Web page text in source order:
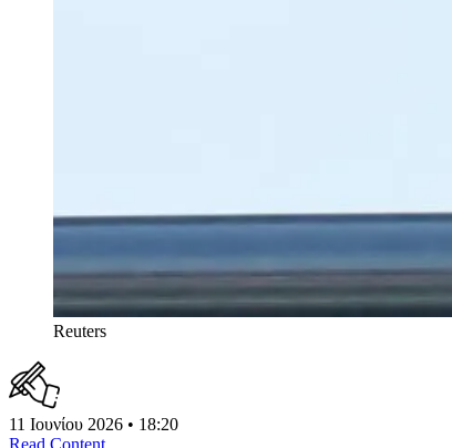
Reuters
11 Ιουνίου 2026 • 18:20